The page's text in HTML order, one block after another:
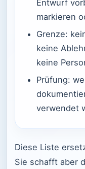
Entwurf
markieren
Grenze:
keine
keine
Prüfung:
verwendet
Diese Liste
Sie schafft aber